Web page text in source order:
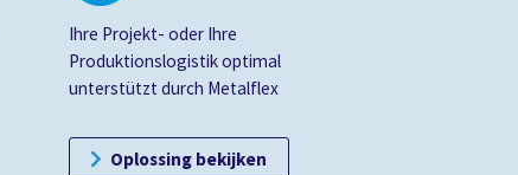
Ihre Projekt- oder Ihre
Produktionslogistik optimal
unterstützt durch Metalflex
Oplossing bekijken